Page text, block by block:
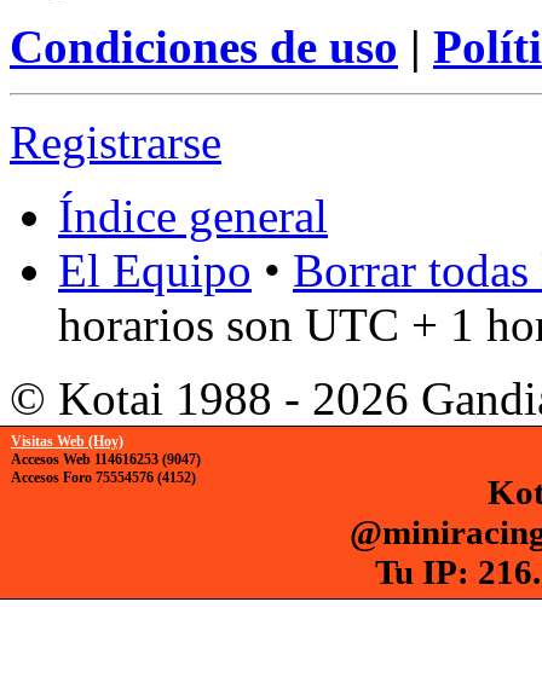
Condiciones de uso |
Registrarse
Índice general
El Equipo • Borrar
horarios son UTC + 1
© Kotai 1988 - 2026
Visitas Web (Hoy)
Accesos Web 114616253 (9047)
Accesos Foro 75554576 (4152)
Tu IP: